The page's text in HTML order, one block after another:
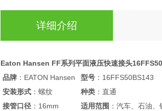
详细介绍
Eaton Hansen FF系列平面液压快速接头
品牌 ：EATON Hansen 型号 ：16FFS50BS143
安装形式 ：螺纹 种类 ：直通
接管口径 ：16mm 适用范围 ：汽车、石油